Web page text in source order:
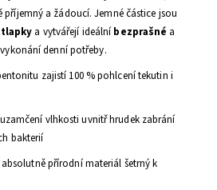
příjemný a žádoucí. Jemné částice jsou
a vytvářejí ideálníbezprašné a
denní potřeby.
zajistí 100 % pohlcení tekutin i
vlhkosti uvnitř hrudek zabrání
bakterií
přírodní materiál šetrný k